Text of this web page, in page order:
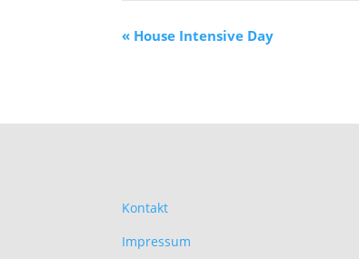
« House Intensive Day
Kontakt
Impressum